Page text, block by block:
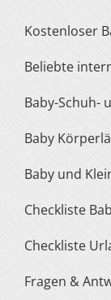
Kostenloser
Beliebte
Baby-
Baby
Baby und
Checkliste
Checkliste
Fragen &